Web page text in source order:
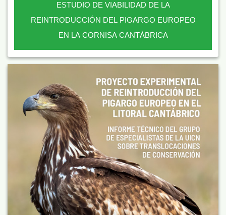
ESTUDIO DE VIABILIDAD DE LA
REINTRODUCCIÓN DEL PIGARGO EUROPEO
EN LA CORNISA CANTÁBRICA